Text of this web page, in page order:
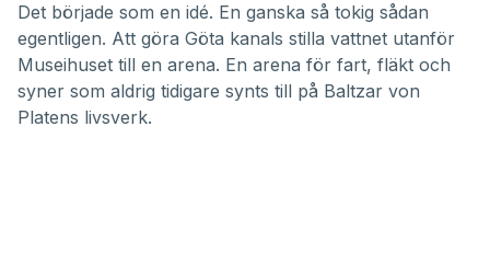
Det började som en idé. En ganska så tokig sådan
egentligen. Att göra Göta kanals stilla vattnet utanför
Museihuset till en arena. En arena för fart, fläkt och
syner som aldrig tidigare synts till på Baltzar von
Platens livsverk.